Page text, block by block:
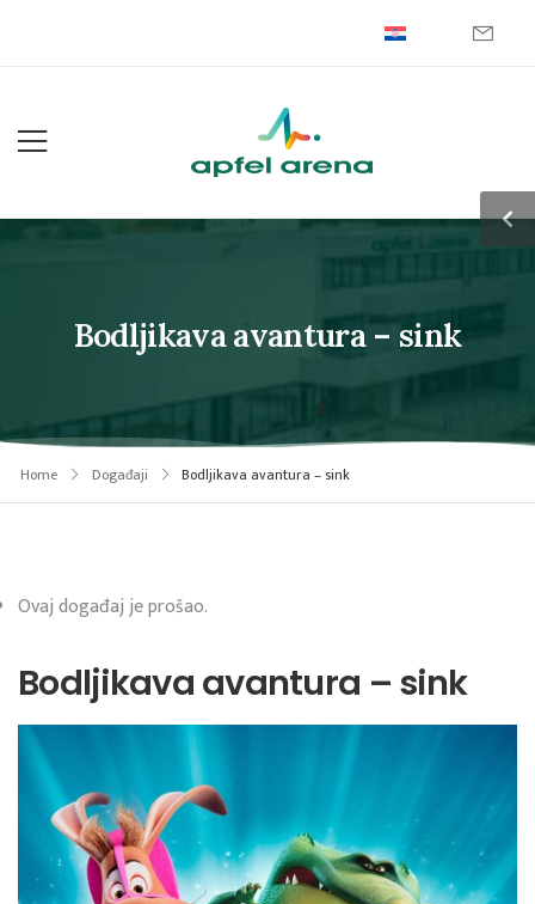
Bodljikava avantura – sink
Home Događaji Bodljikava avantura – sink
Ovaj događaj je prošao.
Bodljikava avantura – sink